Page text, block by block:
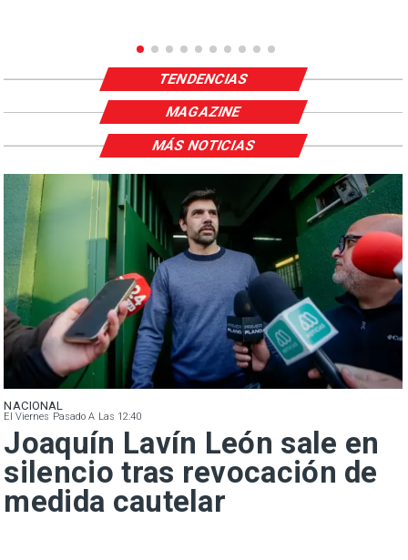
TENDENCIAS
MAGAZINE
NACIONAL
El Viernes Pasado A Las 12:40
Joaquín Lavín León sale en
silencio tras revocación de
medida cautelar
MÁS NOTICIAS